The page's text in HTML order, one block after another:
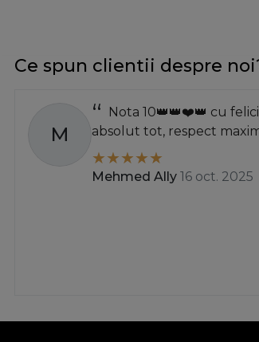
Ce spun clientii despre
M
Nota 10👑👑❤️👑 cu
absolut tot, respect
Mehmed Ally 16 oct. 2025